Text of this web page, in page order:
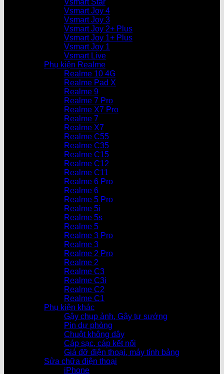
Vsmart Star
Vsmart Joy 4
Vsmart Joy 3
Vsmart Joy 2+ Plus
Vsmart Joy 1+ Plus
Vsmart Joy 1
Vsmart Live
Phụ kiện Realme
Realme 10 4G
Realme Pad X
Realme 9
Realme 7 Pro
Realme X7 Pro
Realme 7
Realme X7
Realme C55
Realme C35
Realme C15
Realme C12
Realme C11
Realme 6 Pro
Realme 6
Realme 5 Pro
Realme 5i
Realme 5s
Realme 5
Realme 3 Pro
Realme 3
Realme 2 Pro
Realme 2
Realme C3
Realme C3i
Realme C2
Realme C1
Phụ kiện khác
Gậy chụp ảnh, Gậy tự sướng
Pin dự phòng
Chuột không dây
Cáp sạc, cáp kết nối
Giá đỡ điện thoại, máy tính bảng
Sửa chữa điện thoại
iPhone